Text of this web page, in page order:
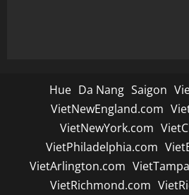
Hue Da Nang Saigon
VietNewEngland.com
VietNewYork.com
VietPhiladelphia.com
VietArlington.com
VietRichmond.com